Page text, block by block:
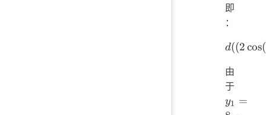
即
：
d((2
\sin(t)),
(y_1,
y_2))
d((2 cos(
由
于
y1 =